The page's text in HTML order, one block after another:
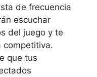
de frecuencia
escuchar
del juego y te
competitiva.
que tus